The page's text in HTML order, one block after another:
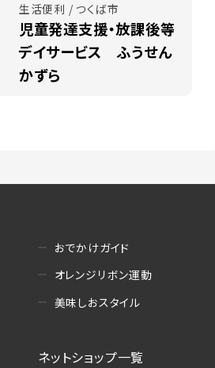
生活便利 / つくば市
児童発達支援・放課後等
デイサービス ふうせん
かずら
おでかけガイド
オレンジリボン運動
美味しおスタイル
ネットショップ一覧